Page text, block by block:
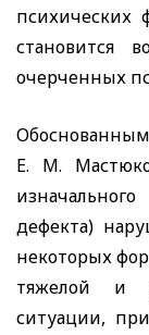
психических
становится
очерченных
Е. М.
дефекта)
некоторых
тяжелой и
ситуации,